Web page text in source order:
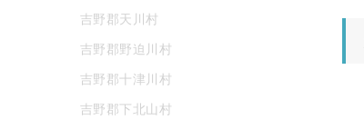
吉野郡天川村
吉野郡野迫川村
吉野郡十津川村
吉野郡下北山村